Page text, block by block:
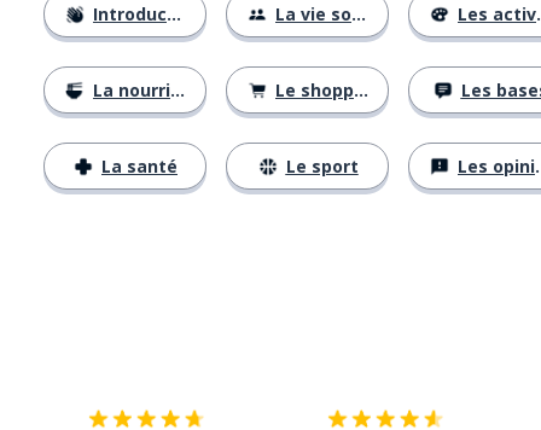
Introductions
La nourriture
La santé
La vie sociale
Le shopping
Le sport
Les activités
Les
Les opinions